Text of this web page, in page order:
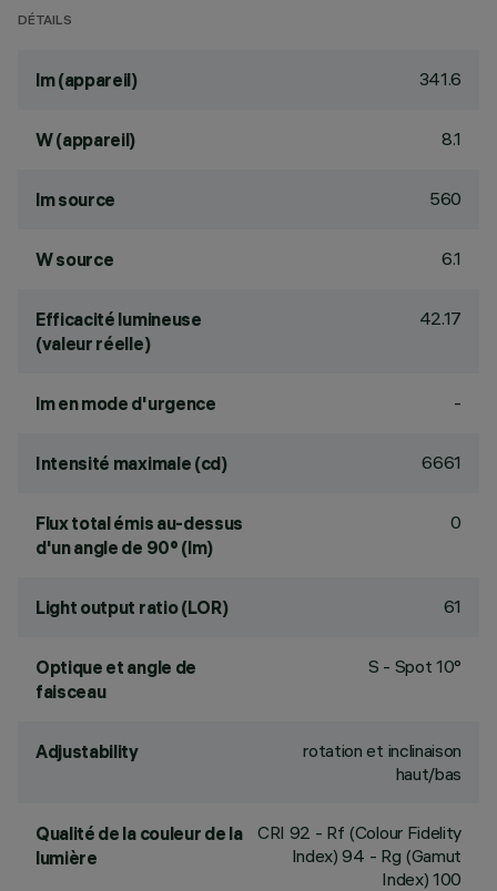
DÉTAILS
lm (appareil) 341.6
W (appareil) 8.1
lm source 560
W source 6.1
Efficacité lumineuse
(valeur réelle)
42.17
lm en mode d'urgence -
Intensité maximale (cd) 6661
Flux total émis au-dessus
d'un angle de 90° (lm)
0
Light output ratio (LOR) 61
Optique et angle de
faisceau
S - Spot 10°
Adjustability
rotation et inclinaison
haut/bas
Qualité de la couleur de la
lumière
CRI 92 - Rf (Colour Fidelity
Index) 94 - Rg (Gamut
Index) 100